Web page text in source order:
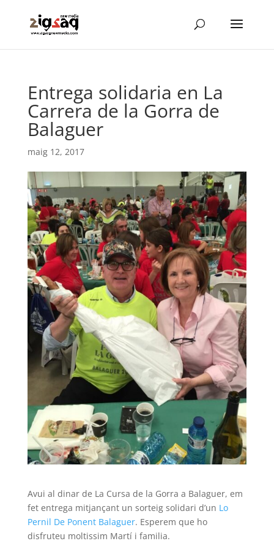
Entrega solidaria en La
Carrera de la Gorra de
Balaguer
maig 12, 2017
Avui al dinar de La Cursa de la Gorra a Balaguer, em
fet entrega mitjançant un sorteig solidari d’un Lo
Pernil De Ponent Balaguer. Esperem que ho
disfruteu moltissim Martí i familia.